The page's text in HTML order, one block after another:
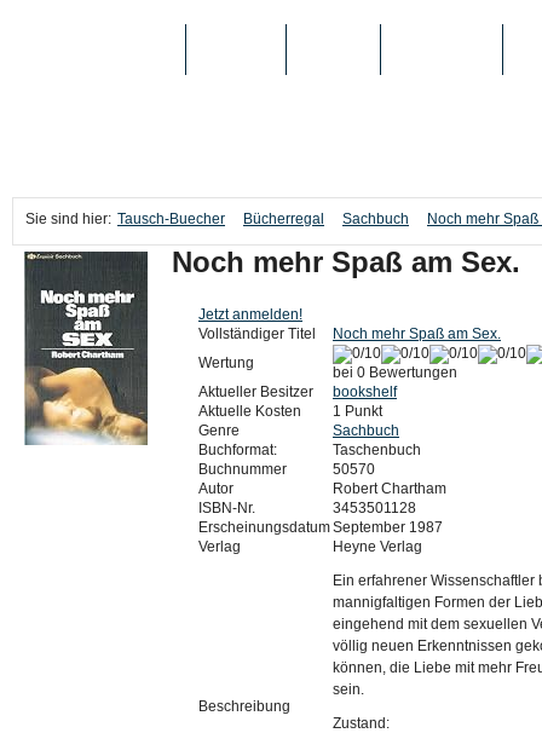
Sie sind hier: Tausch-Buecher Bücherregal Sachbuch Noch mehr Spaß
Noch mehr Spaß am Sex.
Jetzt anmelden!
Vollständiger Titel
Noch mehr Spaß am Sex.
Wertung
bei 0 Bewertungen
Aktueller Besitzer
bookshelf
Aktuelle Kosten
1 Punkt
Genre
Sachbuch
Buchformat:
Taschenbuch
Buchnummer
50570
Autor
Robert Chartham
ISBN-Nr.
3453501128
ErscheinungsdatumSeptember 1987
Verlag
Heyne Verlag
Beschreibung
Ein erfahrener
mannigfaltigen Formen der
eingehend mit dem sexuellen
völlig neuen Erkenntnissen
können, die Liebe mit mehr
sein.
Zustand: